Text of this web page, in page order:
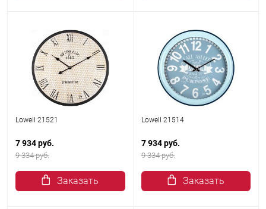
Lowell 21521
7 934 руб.
9 334 руб.
Заказать
Lowell 21514
7 934 руб.
9 334 руб.
Заказать